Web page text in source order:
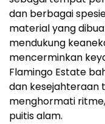
dan berbagai
material yang
mendukung
mencerminkan
Flamingo Estate
dan kesejahteraan
menghormati
puitis alam.